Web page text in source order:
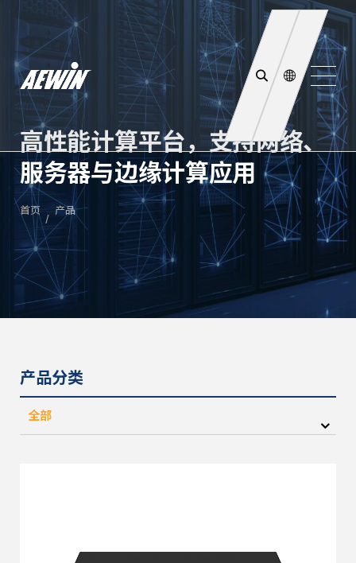
高性能计算平台，支持网络、
服务器与边缘计算应用
首页 产品
产品分类
全部